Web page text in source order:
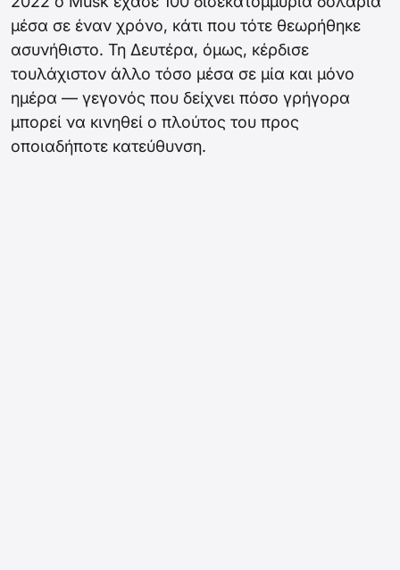
μέσα σε έναν χρόνο, κάτι που τότε θεωρήθηκε
ασυνήθιστο. Τη Δευτέρα, όμως, κέρδισε
τουλάχιστον άλλο τόσο μέσα σε μία και μόνο
ημέρα — γεγονός που δείχνει πόσο γρήγορα
μπορεί να κινηθεί ο πλούτος του προς
οποιαδήποτε κατεύθυνση.